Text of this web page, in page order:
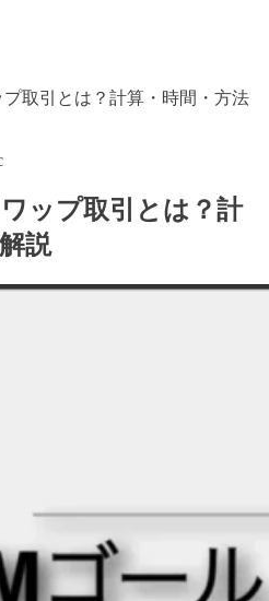
取引とは？計算・時間・方法
ップ取引とは？計
説